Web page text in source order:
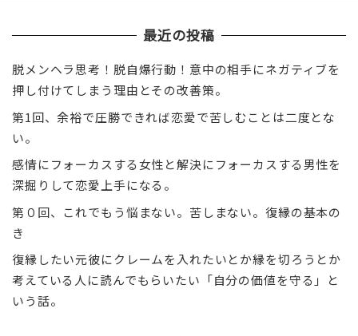
最近の投稿
脱メンヘラ思考！脱自爆行動！意中の相手にネガティブを
押し付けてしまう理由とその改善策。
第1回、余裕で圧勝できれば恋愛で苦しむことは二度とな
い。
感情にフォーカスする女性と解決にフォーカスする男性を
深掘りして恋愛上手になる。
第０回、これでもう悩まない。苦しまない。復縁の基本の
き
復縁したい元彼にクレームを入れたいとか縁を切ろうとか
考えている人に読んでもらいたい「自分の価値を守る」と
いう話。